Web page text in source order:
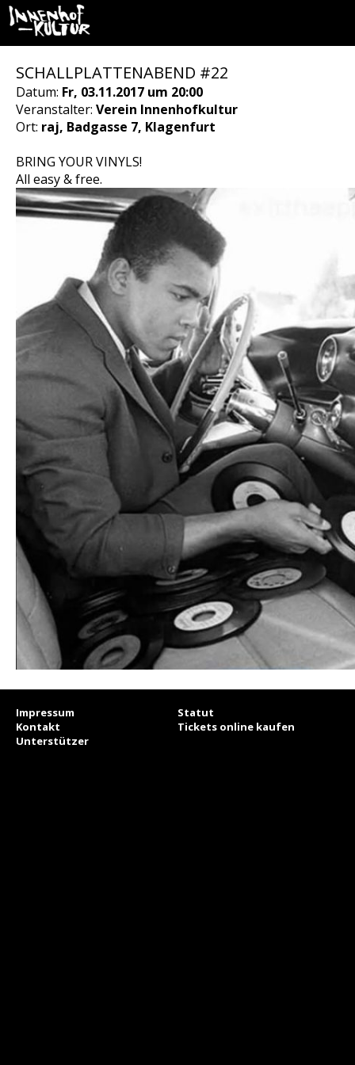
SCHALLPLATTENABEND #22
Datum: Fr, 03.11.2017 um 20:00
Veranstalter: Verein Innenhofkultur
Ort: raj, Badgasse 7, Klagenfurt
BRING YOUR VINYLS!
All easy & free.
Impressum
Statut
Kontakt
Tickets online kaufen
Unterstützer